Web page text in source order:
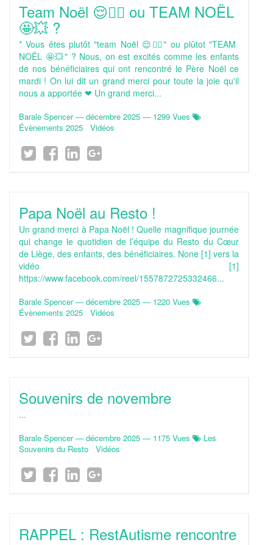
Team Noël 😌🧘‍♀️ ou TEAM NOËL
🤩💥 ?
* Vous êtes plutôt "team Noël 😌🧘‍♀️" ou plûtot "TEAM
NOËL 🤩💥" ? Nous, on est excités comme les enfants
de nos bénéficiaires qui ont rencontré le Père Noël ce
mardi ! On lui dit un grand merci pour toute la joie qu'il
nous a apportée ❤ Un grand merci...
Barale Spencer— décembre 2025 — 1299 Vues
Évènements 2025
Vidéos
Papa Noël au Resto !
Un grand merci à Papa Noël ! Quelle magnifique journée
qui change le quotidien de l’équipe du Resto du Cœur
de Liège, des enfants, des bénéficiaires. None [1] vers la
vidéo [1]
https://www.facebook.com/reel/1557872725332466...
Barale Spencer— décembre 2025 — 1220 Vues
Évènements 2025
Vidéos
Souvenirs de novembre
...
Barale Spencer— décembre 2025 — 1175 Vues
Les
Souvenirs du Resto
Vidéos
RAPPEL : RestAutisme rencontre